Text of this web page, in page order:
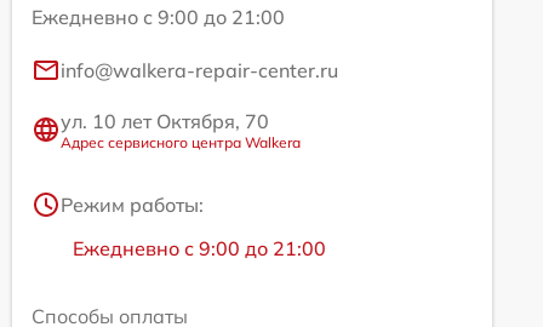
Ежедневно с 9:00 до 21:00
info@walkera-repair-center.ru
ул. 10 лет Октября, 70
Адрес сервисного центра Walkera
Режим работы:
Ежедневно с 9:00 до 21:00
Способы оплаты